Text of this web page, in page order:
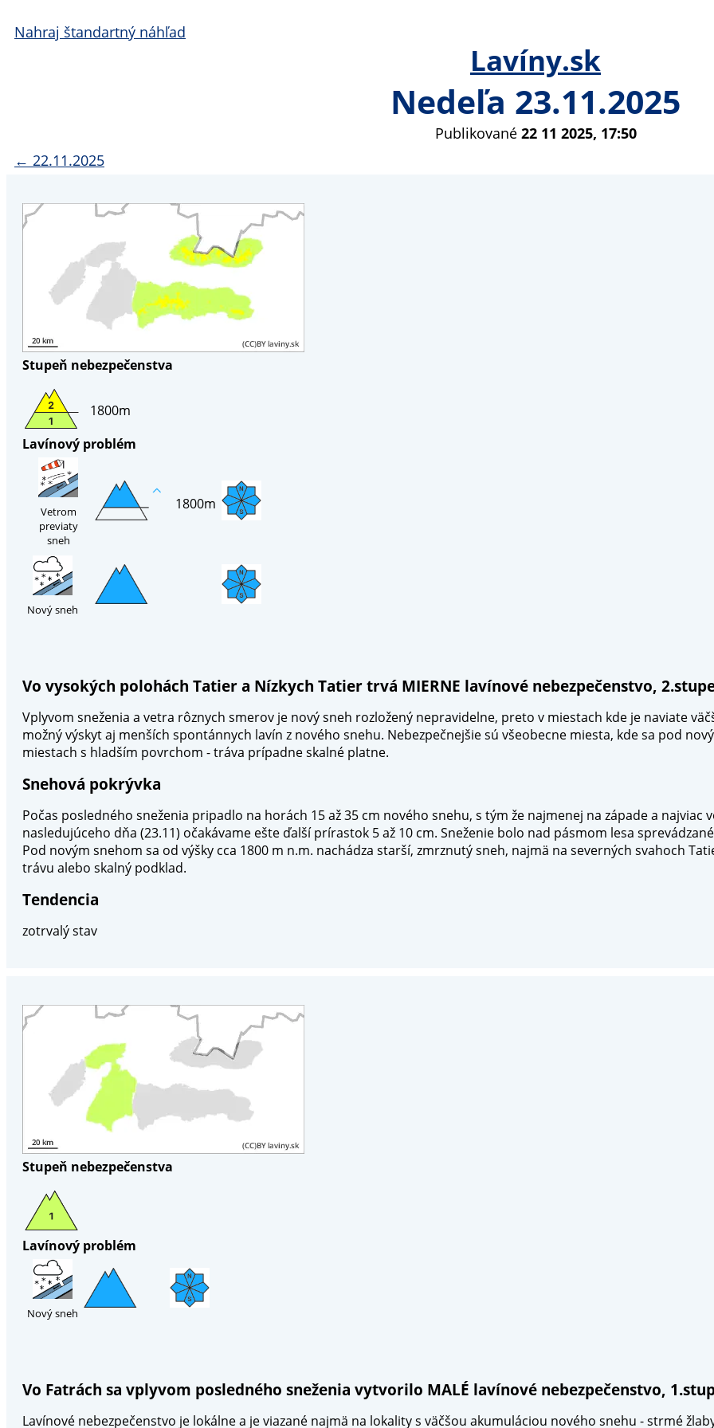
Nahraj štandartný náhľad
Lavíny.sk
Nedeľa 23.11.2025
Publikované 22 11 2025, 17:50
← 22.11.2025
Stupeň nebezpečenstva
1800m
Lavínový problém
Vetrom
previaty
sneh
1800m
Nový sneh
Vo vysokých polohách Tatier a Nízkych Tatier trvá MIERNE lavínové nebezpečenstvo,
Vplyvom sneženia a vetra rôznych smerov je nový sneh rozložený nepravidelne, preto v miestach kde je naviate
možný výskyt aj menších spontánnych lavín z nového snehu. Nebezpečnejšie sú všeobecne miesta, kde sa pod
miestach s hladším povrchom - tráva prípadne skalné platne.
Snehová pokrývka
Počas posledného sneženia pripadlo na horách 15 až 35 cm nového snehu, s tým že najmenej na západe a
nasledujúceho dňa (23.11) očakávame ešte ďalší prírastok 5 až 10 cm. Sneženie bolo nad pásmom lesa
Pod novým snehom sa od výšky cca 1800 m n.m. nachádza starší, zmrznutý sneh, najmä na severných svahoch
trávu alebo skalný podklad.
Tendencia
zotrvalý stav
Stupeň nebezpečenstva
Lavínový problém
Nový sneh
Vo Fatrách sa vplyvom posledného sneženia vytvorilo MALÉ lavínové nebezpečenstvo,
Lavínové nebezpečenstvo je lokálne a je viazané najmä na lokality s väčšou akumuláciou nového snehu - strmé